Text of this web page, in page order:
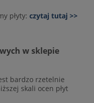
płyty: czytaj tutaj >>
w sklepie
bardzo rzetelnie
skali ocen płyt